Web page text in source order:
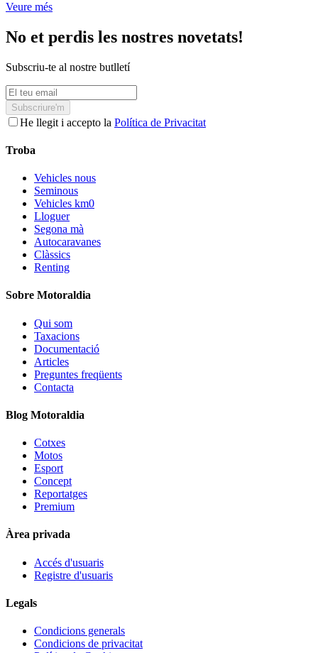
Veure més
No et perdis les nostres novetats!
Subscriu-te al nostre butlletí
Subscriure'm
He llegit i accepto la Política de Privacitat
Troba
Vehicles nous
Seminous
Vehicles km0
Lloguer
Segona mà
Autocaravanes
Clàssics
Renting
Sobre Motoraldia
Qui som
Taxacions
Documentació
Articles
Preguntes freqüents
Contacta
Blog Motoraldia
Cotxes
Motos
Esport
Concept
Reportatges
Premium
Àrea privada
Accés d'usuaris
Registre d'usuaris
Legals
Condicions generals
Condicions de privacitat